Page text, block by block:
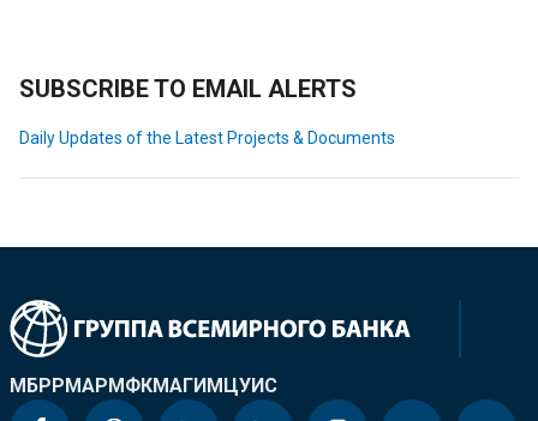
SUBSCRIBE TO EMAIL ALERTS
Daily Updates of the Latest Projects & Documents
МБРРМАРМФКМАГИМЦУИС